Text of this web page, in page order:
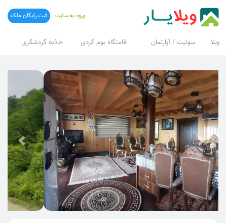
ویلا سوئیت / آپارتمان اقامتگاه بوم گردی جاذبه گردشگری
ورود به سایت ثبت رایگان ملک